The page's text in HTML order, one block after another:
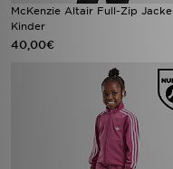
McKenzie Altair Full-Zip Jacke
Kinder
40,00€